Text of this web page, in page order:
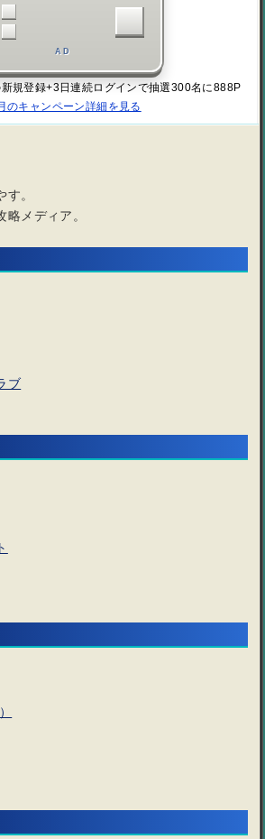
AD
規登録+3日連続ログインで抽選300名に888P
のキャンペーン詳細を見る
。
メディア。
ブ